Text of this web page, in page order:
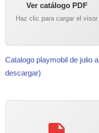
Ver catálogo PDF
Haz clic para cargar el visor
Catalogo playmobil de julio
descargar)